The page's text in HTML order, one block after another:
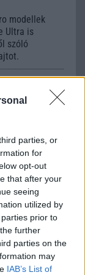
parties, or
for
opt-out
that after your
seeing
utilized by
prior to
further
parties on the
may
IAB’s List of
modellek
Ultra is
szóló
hat
könnyíti
pedig az
kínál,
teljesen
–
amely